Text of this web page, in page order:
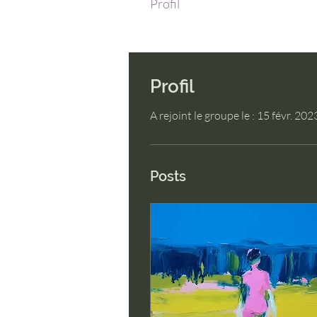
Profil
A rejoint le groupe le : 15 févr.
Posts
Profil